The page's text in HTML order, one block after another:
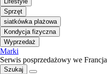
Sprzęt
siatkówka plażowa
Kondycja fizyczna
Wyprzedaż
Marki
Serwis posprzedażowy we Francja
Szukaj